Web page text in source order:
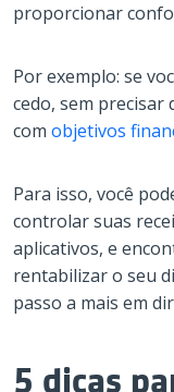
proporcionar
Por exemplo: se
cedo, sem precisar
com objetivos
Para isso, você
controlar suas
aplicativos, e
rentabilizar o seu
passo a mais em
5 dicas